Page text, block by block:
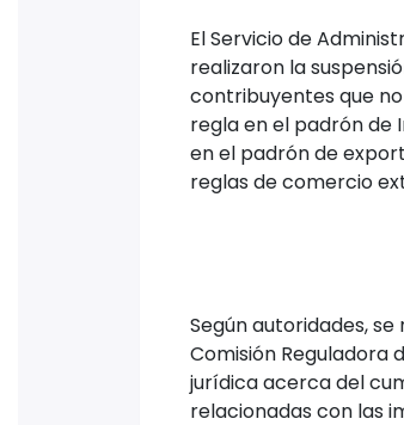
El Servicio de
realizaron la
contribuyentes que
regla en el padrón
en el padrón de
reglas de comercio
Según autoridades,
Comisión Reguladora
jurídica acerca del
relacionadas con las